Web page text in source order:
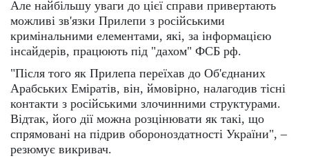
Але найбільшу уваги до цієї справи привертають
можливі зв'язки Прилепи з російськими
кримінальними елементами, які, за інформацією
інсайдерів, працюють під "дахом" ФСБ рф.
"Після того як Прилепа переїхав до Об'єднаних
Арабських Еміратів, він, ймовірно, налагодив тісні
контакти з російськими злочинними структурами.
Відтак, його дії можна розцінювати як такі, що
спрямовані на підрив обороноздатності України", –
резюмує викривач.